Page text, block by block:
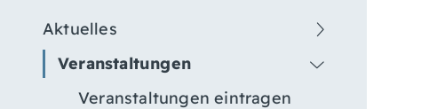
Aktuelles
Veranstaltungen
Veranstaltungen eintragen